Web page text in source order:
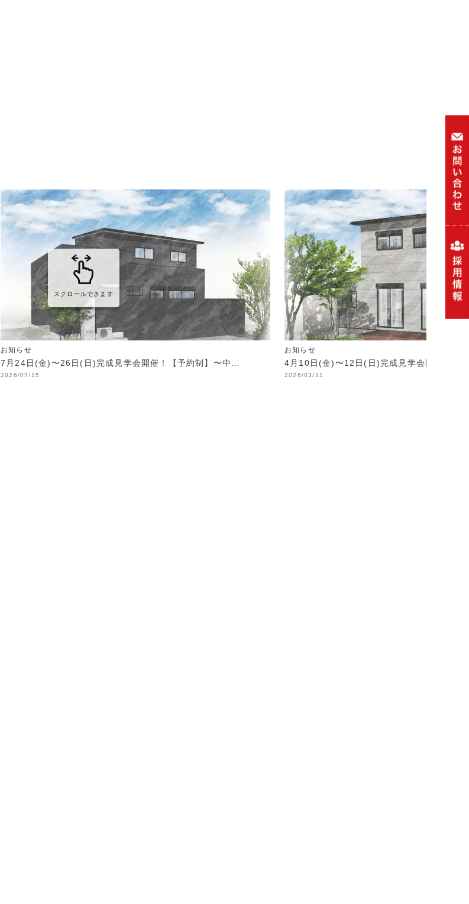
7月24日(金)〜26日(日)完成見学会開催！【予約制】〜中…
お知らせ
2026/07/15
4月10日(金)〜12日(日)完成見学会開催！【
お知らせ
2026/03/31
スクロールできます